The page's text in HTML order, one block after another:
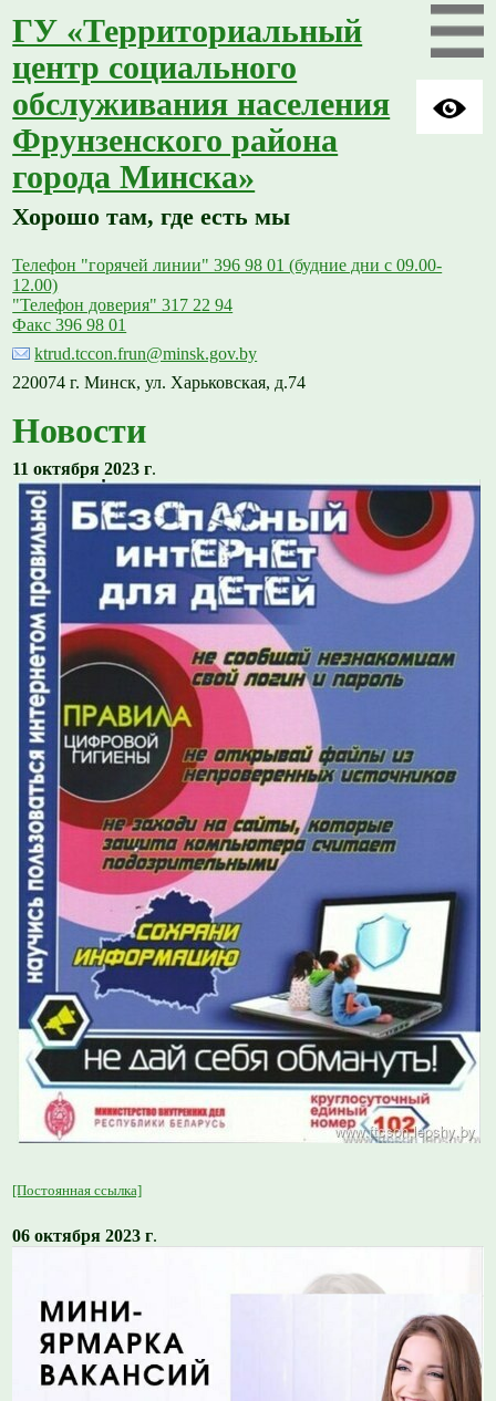
ГУ «Территориальный
центр социального
обслуживания населения
Фрунзенского района
города Минска»
Хорошо там, где есть мы
Телефон "горячей линии" 396 98 01 (будние дни с 09.00-
12.00)
"Телефон доверия" 317 22 94
Факс 396 98 01
ktrud.tccon.frun@minsk.gov.by
220074 г. Минск, ул. Харьковская, д.74
Новости
11 октября 2023 г.
[Постоянная ссылка]
06 октября 2023 г.